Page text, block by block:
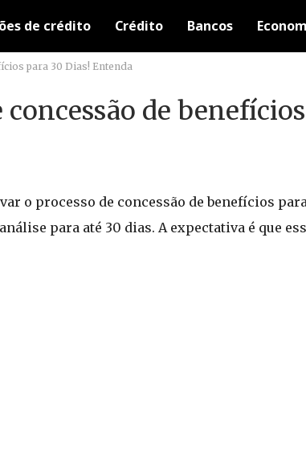
de crédito Crédito Bancos
para 30 Dias! Entenda
de
o processo de concessão de benefícios
para até 30 dias. A expectativa é que